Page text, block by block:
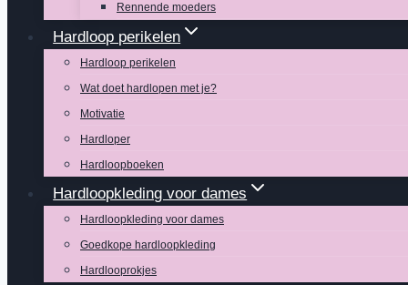
Rennende moeders
Hardloop perikelen
Hardloop perikelen
Wat doet hardlopen met je?
Motivatie
Hardloper
Hardloopboeken
Hardloopkleding voor dames
Hardloopkleding voor dames
Goedkope hardloopkleding
Hardlooprokjes